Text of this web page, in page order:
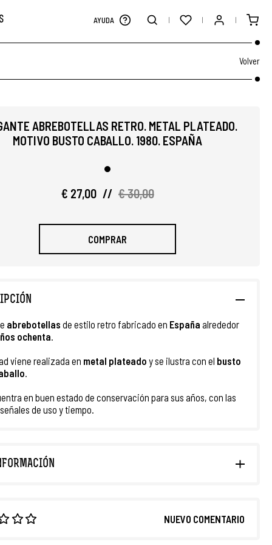
AYUDA
Volver
ABREBOTELLAS RETRO. METAL PLATEADO.
MOTIVO BUSTO CABALLO. 1980. ESPAÑA
€ 27,00 // € 30,00
COMPRAR
abrebotellas de estilo retro fabricado en España alrededor
ochenta.
viene realizada en metal plateado y se ilustra con el busto
.
en buen estado de conservación para sus años, con las
de uso y tiempo.
NUEVO COMENTARIO